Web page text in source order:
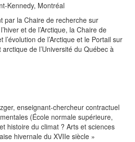
Kennedy, Montréal
par la Chaire de recherche sur
et de l’Arctique, la Chaire de
de l’Arctique et le Portail sur
de l’Université du Québec à
enseignant-chercheur contractuel
(École normale supérieure,
histoire du climat ? Arts et sciences
hivernale du XVIIe siècle »